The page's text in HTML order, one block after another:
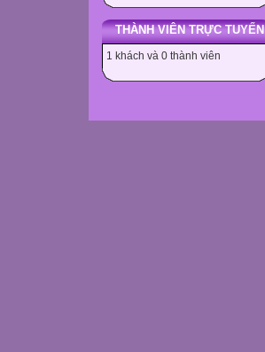
THÀNH VIÊN TRỰC TUYẾN
1 khách và 0 thành viên